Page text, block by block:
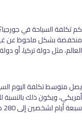
كم تكلفة السياحة في
منخفضة بشكل ملحوظ عن
العالم، مثل دولة تركيا، أو
أمريكي، ويكون ذلك بالنسبة
سبعة أيام لشخصين إلى 280 دولار تقريبًا.